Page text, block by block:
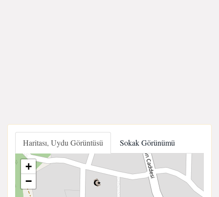
Haritası, Uydu Görüntüsü Sokak Görünümü
+
−